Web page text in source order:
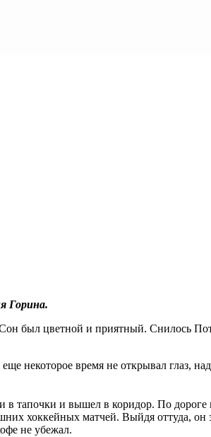
Горина.
был цветной и приятный. Снилось
некоторое время не открывал глаз,
в тапочки и вышел в коридор. По
хоккейных матчей. Выйдя оттуда,
не убежал.